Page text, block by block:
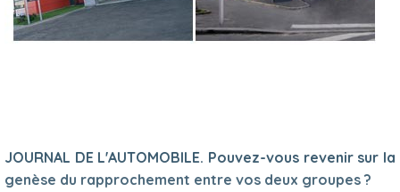
JOURNAL DE L'AUTOMOBILE. Pouvez-vous revenir sur la
genèse du rapprochement entre vos deux groupes ?